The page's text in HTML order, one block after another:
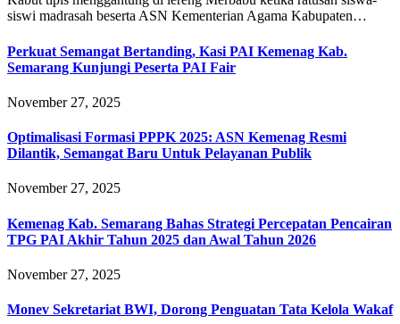
siswi madrasah beserta ASN Kementerian Agama Kabupaten…
Perkuat Semangat Bertanding, Kasi PAI Kemenag Kab.
Semarang Kunjungi Peserta PAI Fair
November 27, 2025
Optimalisasi Formasi PPPK 2025: ASN Kemenag Resmi
Dilantik, Semangat Baru Untuk Pelayanan Publik
November 27, 2025
Kemenag Kab. Semarang Bahas Strategi Percepatan Pencairan
TPG PAI Akhir Tahun 2025 dan Awal Tahun 2026
November 27, 2025
Monev Sekretariat BWI, Dorong Penguatan Tata Kelola Wakaf